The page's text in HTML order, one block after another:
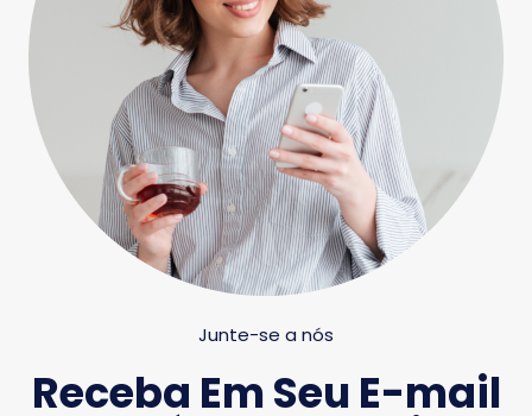
Junte-se a nós
Receba Em Seu E-mail